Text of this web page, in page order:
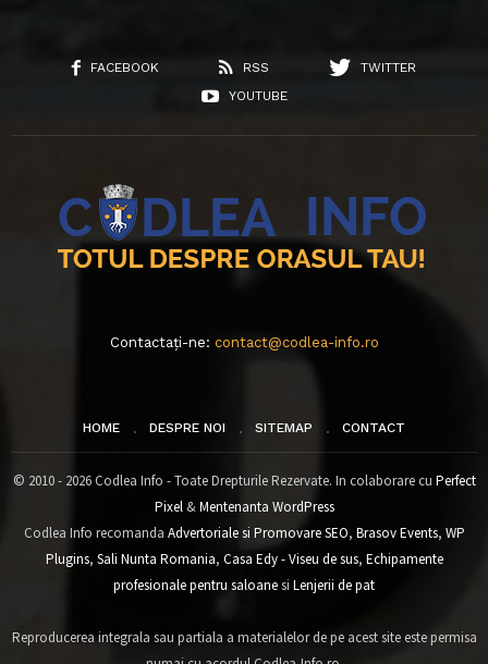
FACEBOOK RSS
TWITTER
YOUTUBE
Contactați-ne: contact@codlea-info.ro
HOME DESPRE NOI SITEMAP CONTACT
© 2010 - 2026 Codlea Info - Toate Drepturile Rezervate. In colaborare cu Perfect
Pixel&Mentenanta WordPress
Codlea Info recomanda Advertoriale si Promovare SEO, Brasov Events, WP
Plugins, Sali Nunta Romania, Casa Edy - Viseu de sus, Echipamente
profesionale pentru saloanesi Lenjerii de pat
Reproducerea integrala sau partiala a materialelor de pe acest site este permisa